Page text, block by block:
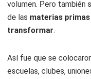
volumen. Pero también
de las materias
transformar.
Así fue que se
escuelas, clubes,